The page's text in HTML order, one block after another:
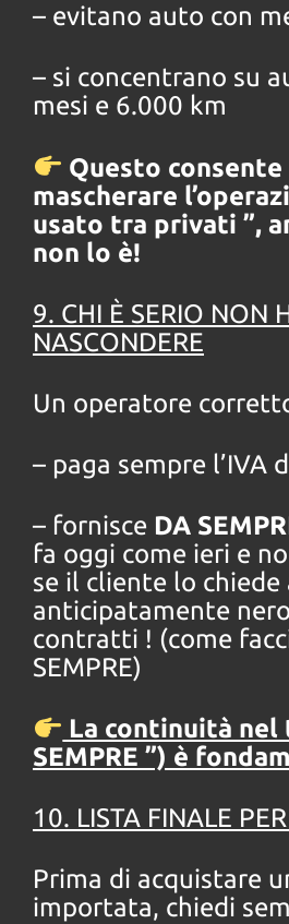
– evitano auto con
– si concentrano su
mesi e 6.000 km
Questo consente
mascherare
usato tra privati ”,
non lo è!
9. CHI È SERIO NON
NASCONDERE
Un operatore
– paga sempre l’IVA
– fornisce DA
fa oggi come ieri e
se il cliente lo chiede
anticipatamente
contratti ! (come
SEMPRE)
La continuità nel
SEMPRE ”) è
10. LISTA FINALE
Prima di acquistare
importata, chiedi